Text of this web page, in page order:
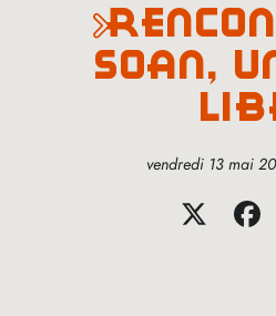
rencontre avec
soan,
vendredi 13 mai